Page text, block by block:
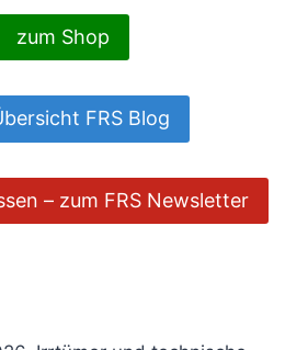
zum Shop
FRS Blog
– zum FRS Newsletter